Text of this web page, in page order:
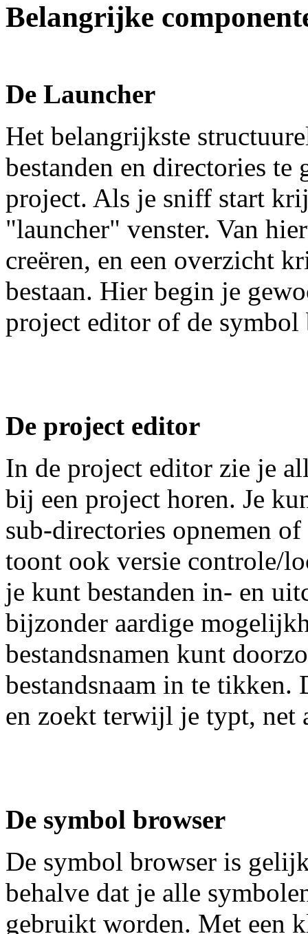
Belangrijke
De Launcher
Het belangrijkste
bestanden en directories te
project. Als je sniff start
"launcher" venster. Van
creëren, en een overzicht
bestaan. Hier begin je
project editor of de symbol
De project editor
In de project editor zie je
bij een project horen. Je
sub-directories opnemen
toont ook versie controle/
je kunt bestanden in- en
bijzonder aardige
bestandsnamen kunt
bestandsnaam in te tikken.
en zoekt terwijl je typt, net
De symbol browser
De symbol browser is
behalve dat je alle
gebruikt worden. Met een